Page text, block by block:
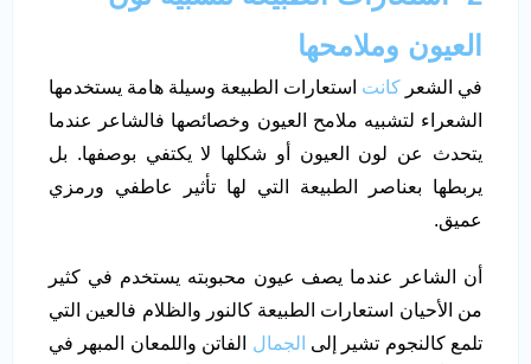
العيون وملامحها
في الشعر كانت استعارات الطبيعة وسيلة هامة يستخدمها
الشعراء لتشبيه ملامح العيون وخصائصها فالشاعر عندما
يتحدث عن لون العيون أو شكلها لا يكتفي بوصفها. بل
يربطها بعناصر الطبيعة التي لها تأثير عاطفي ورمزي
عميق.
أن الشاعر عندما يصف عيون محبوبته يستخدم في كثير
من الأحيان استعارات الطبيعة كالنور والظلام فالعين التي
تلمع كالنجوم تشير إلى الجمال الفاتن واللمعان المبهر في